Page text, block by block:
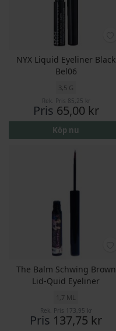
NYX Liquid Eyeliner Black
Bel06
3,5 G
Rek. Pris 85,25 kr
Pris 65,00 kr
Köp nu
The Balm Schwing Brown
Lid-Quid Eyeliner
1,7 ML
Rek. Pris 173,95 kr
Pris 137,75 kr